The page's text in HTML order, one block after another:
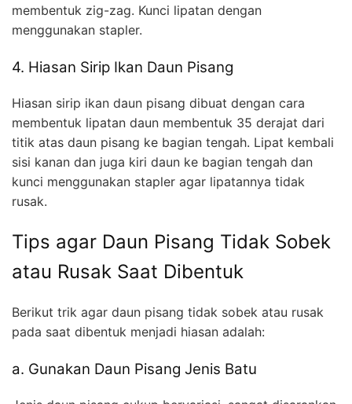
membentuk zig-zag. Kunci lipatan dengan
menggunakan stapler.
4. Hiasan Sirip Ikan Daun Pisang
Hiasan sirip ikan daun pisang dibuat dengan cara
membentuk lipatan daun membentuk 35 derajat dari
titik atas daun pisang ke bagian tengah. Lipat kembali
sisi kanan dan juga kiri daun ke bagian tengah dan
kunci menggunakan stapler agar lipatannya tidak
rusak.
Tips agar Daun Pisang Tidak Sobek
atau Rusak Saat Dibentuk
Berikut trik agar daun pisang tidak sobek atau rusak
pada saat dibentuk menjadi hiasan adalah:
a. Gunakan Daun Pisang Jenis Batu